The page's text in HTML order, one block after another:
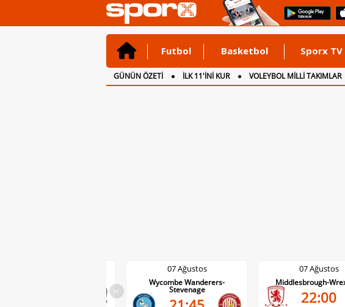
Futbol Basketbol Sporx TV
GÜNÜN ÖZETİ İLK 11'İNİ KUR VOLEYBOL MİLLİ TAKIMLAR
CANLI ANLATIM
İNGİLTERE
<
07 Ağustos
Middlesbrough-Wrexham
22:00
07 Ağustos
Cambuur-
21:00